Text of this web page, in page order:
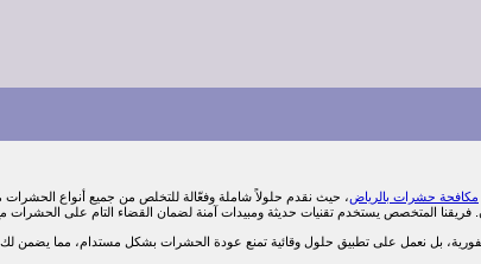
مكافحة حشرات بالرياض، حيث نقدم حلولاً شاملة وفعّالة للتخلص من جميع أنواع الحشرات